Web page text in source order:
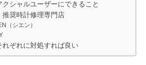
クシャルユーザーにできること
推奨時計修理専門店
（シエン）
れぞれに対処すれば良い